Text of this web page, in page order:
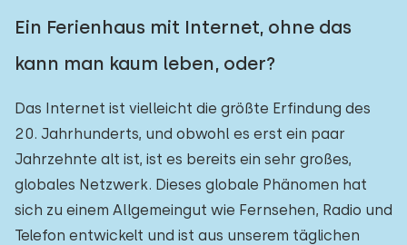
Ein Ferienhaus mit Internet, ohne das
kann man kaum leben, oder?
Das Internet ist vielleicht die größte Erfindung des
20. Jahrhunderts, und obwohl es erst ein paar
Jahrzehnte alt ist, ist es bereits ein sehr großes,
globales Netzwerk. Dieses globale Phänomen hat
sich zu einem Allgemeingut wie Fernsehen, Radio und
Telefon entwickelt und ist aus unserem täglichen